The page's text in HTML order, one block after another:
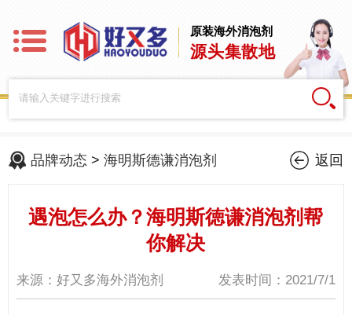
原装海外消泡剂
源头集散地
品牌动态 >海明斯德谦消泡剂 返回
遇泡怎么办？海明斯徳谦消泡剂帮
你解决
来源：好又多海外消泡剂 发表时间：2021/7/1